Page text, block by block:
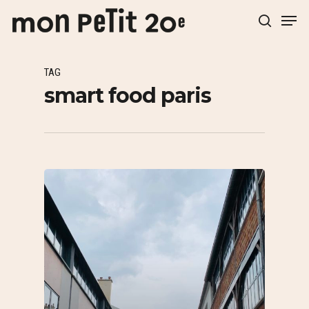
Hit enter to search or ESC to close
TAG
smart food paris